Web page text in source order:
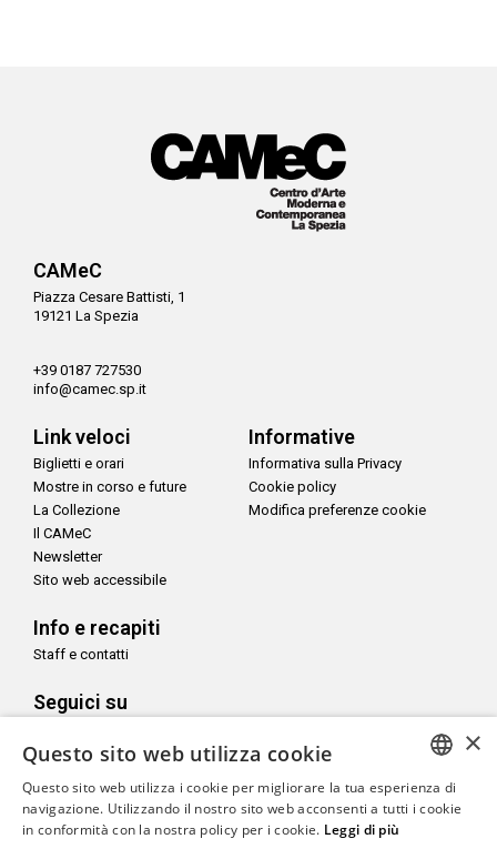
CAMeC
Piazza Cesare Battisti, 1
19121 La Spezia
+39 0187 727530
info@camec.sp.it
Link veloci
Biglietti e orari
Mostre in corso e future
La Collezione
Il CAMeC
Newsletter
Sito web accessibile
Informative
Informativa sulla Privacy
Cookie policy
Modifica preferenze cookie
Info e recapiti
Staff e contatti
Seguici su
Con il sostegno di
ITALIAN
×
Questo sito web utilizza cookie
Questo sito web utilizza i cookie per migliorare la tua esperienza di
navigazione. Utilizzando il nostro sito web acconsenti a tutti i cookie
in conformità con la nostra policy per i cookie. Leggi di più